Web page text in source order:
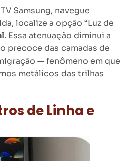
Samsung, navegue
localize a opção “Luz de
. Essa atenuação diminui a
precoce das camadas de
— fenômeno em que
metálicos das trilhas
de Linha e